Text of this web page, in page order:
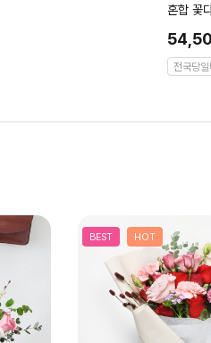
혼합 꽃
전국당
BEST HOT